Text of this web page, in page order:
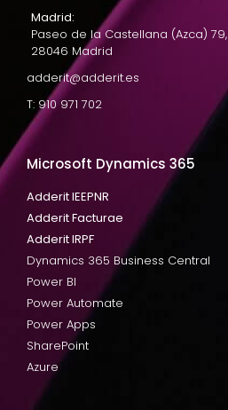
Madrid:
Paseo de la Castellana (Azca) 79,
28046 Madrid
adderit@adderit.es
T: 910 971 702
Microsoft Dynamics 365
Adderit IEEPNR
Adderit Facturae
Adderit IRPF
Dynamics 365 Business Central
Power BI
Power Automate
Power Apps
SharePoint
Azure